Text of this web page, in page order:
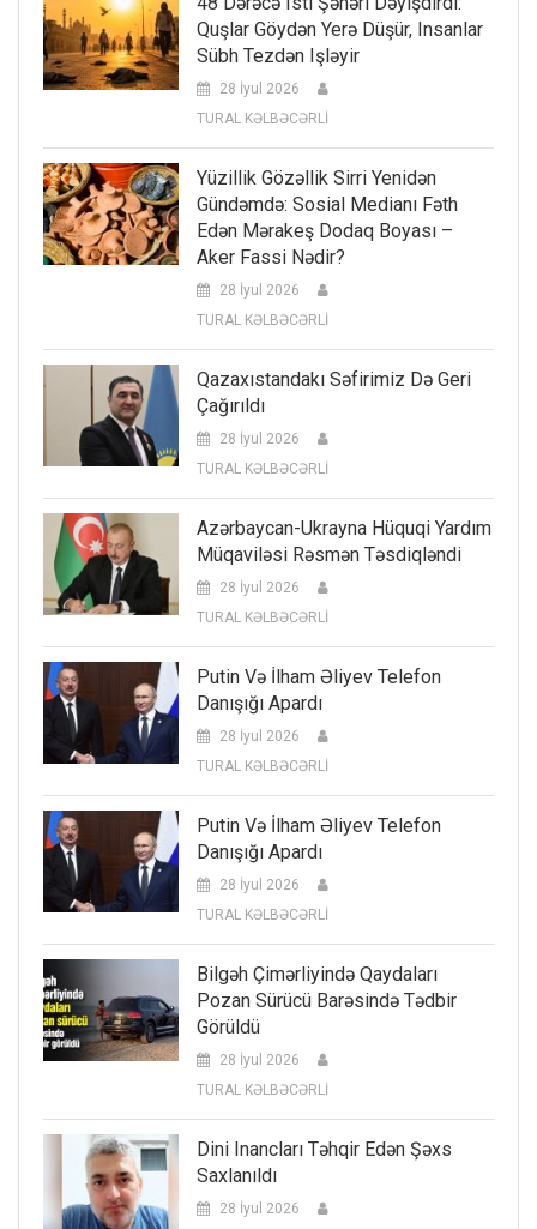
Quşlar Göydən Yerə Düşür, Insanlar
Sübh Tezdən Işləyir
28 İyul 2026
TURAL KƏLBƏCƏRLİ
Yüzillik Gözəllik Sirri Yenidən
Gündəmdə: Sosial Medianı Fəth
Edən Mərakeş Dodaq Boyası –
Aker Fassi Nədir?
28 İyul 2026
TURAL KƏLBƏCƏRLİ
Qazaxıstandakı Səfirimiz Də Geri
Çağırıldı
28 İyul 2026
TURAL KƏLBƏCƏRLİ
Azərbaycan-Ukrayna Hüquqi Yardım
Müqaviləsi Rəsmən Təsdiqləndi
28 İyul 2026
TURAL KƏLBƏCƏRLİ
Putin Və İlham Əliyev Telefon
Danışığı Apardı
28 İyul 2026
TURAL KƏLBƏCƏRLİ
Putin Və İlham Əliyev Telefon
Danışığı Apardı
28 İyul 2026
TURAL KƏLBƏCƏRLİ
Bilgəh Çimərliyində Qaydaları
Pozan Sürücü Barəsində Tədbir
Görüldü
28 İyul 2026
TURAL KƏLBƏCƏRLİ
Dini Inancları Təhqir Edən Şəxs
Saxlanıldı
28 İyul 2026